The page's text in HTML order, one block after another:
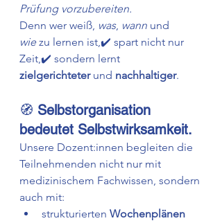
Prüfung vorzubereiten.
Denn wer weiß, was, wann und
wie zu lernen ist,✔️ spart nicht nur
Zeit,✔️ sondern lernt
zielgerichteter und nachhaltiger.
🧭 Selbstorganisation
bedeutet Selbstwirksamkeit.
Unsere Dozent:innen begleiten die
Teilnehmenden nicht nur mit
medizinischem Fachwissen, sondern
auch mit:
strukturierten Wochenplänen